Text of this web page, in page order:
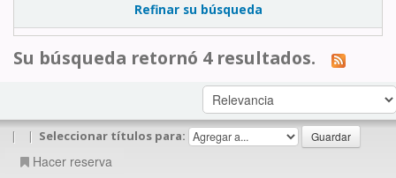
Refinar su búsqueda
Su búsqueda retornó 4 resultados.
| | Seleccionar títulos para:
Hacer reserva